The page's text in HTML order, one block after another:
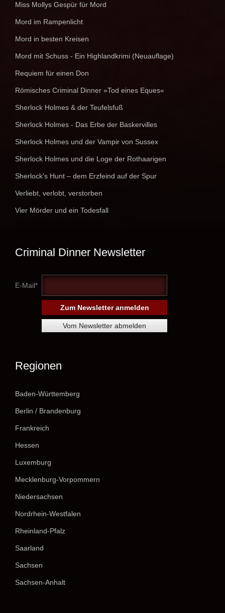
Miss Mollys Gespür für Mord
Mord im Rampenlicht
Mord in besten Kreisen
Mord mit Schuss - Ein Highlandkrimi (Neuauflage)
Requiem für einen Don
Römisches Criminal Dinner »Tod eines Eques«
Sherlock Holmes & der Teufelsfuß
Sherlock Holmes - Das Erbe der Baskervilles
Sherlock Holmes und der Vampir von Sussex
Sherlock Holmes und die Loge der Rothaarigen
Sherlock's Hunt – dem Erzfeind auf der Spur
Verliebt, verlobt, verstorben
Vier Mörder und ein Todesfall
Criminal Dinner Newsletter
E-Mail*
Regionen
Baden-Württemberg
Berlin / Brandenburg
Frankreich
Hessen
Luxemburg
Mecklenburg-Vorpommern
Niedersachsen
Nordrhein-Westfalen
Rheinland-Pfalz
Saarland
Sachsen
Sachsen-Anhalt